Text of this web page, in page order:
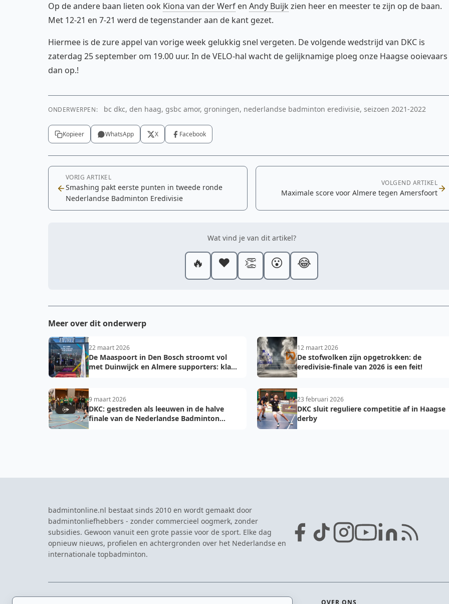
Op de andere baan lieten ook Kiona van der Werf en Andy Buijkzien heer en meester te zijn op de baan.
Met 12-21 en 7-21 werd de tegenstander aan de kant gezet.
Hiermee is de zure appel van vorige week gelukkig snel vergeten. De volgende wedstrijd van DKC is
zaterdag 25 september om 19.00 uur. In de VELO-hal wacht de gelijknamige ploeg onze Haagse ooievaars
dan op.!
ONDERWERPEN: bc dkc, den haag, gsbc amor, groningen, nederlandse badminton eredivisie, seizoen 2021-2022
Kopieer WhatsApp X Facebook
VORIG ARTIKEL
Smashing pakt eerste punten in tweede ronde
Nederlandse Badminton Eredivisie
VOLGEND ARTIKEL
Maximale score voor Almere tegen Amersfoort
Wat vind je van dit artikel?
🔥 ❤️ 👏 😮 😂
Meer over dit onderwerp
22 maart 2026
De Maaspoort in Den Bosch stroomt vol
met Duinwijck en Almere supporters: klaar
12 maart 2026
De stofwolken zijn opgetrokken: de
eredivisie-finale van 2026 is een feit!
9 maart 2026
DKC: gestreden als leeuwen in de halve
finale van de Nederlandse Badminton
23 februari 2026
DKC sluit reguliere competitie af in Haagse
derby
badmintonline.nl bestaat sinds 2010 en wordt gemaakt door
badmintonliefhebbers - zonder commercieel oogmerk, zonder
subsidies. Gewoon vanuit een grote passie voor de sport. Elke dag
opnieuw nieuws, profielen en achtergronden over het Nederlandse en
internationale topbadminton.
OVER ONS